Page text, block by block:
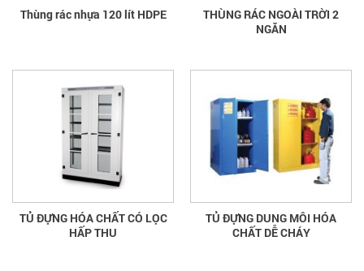
Thùng rác nhựa 120 lít HDPE
THÙNG RÁC NGOÀI TRỜI 2
NGĂN
TỦ ĐỰNG HÓA CHẤT CÓ LỌC
HẤP THU
TỦ ĐỰNG DUNG MÔI HÓA
CHẤT DỄ CHÁY